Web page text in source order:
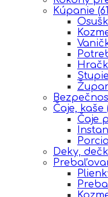
Kúpanie
Čaje, kaše
Čaje
Deky,